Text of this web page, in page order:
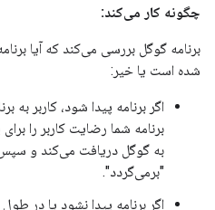
چگونه کار می‌کند:
برنامه گوگل بررسی می‌کند که آیا
شده است یا خیر:
اگر برنامه پیدا شود، کاربر به
برنامه شما رضایت کاربر را
به گوگل دریافت می‌کند و
"برمی‌گردد".
اگر برنامه پیدا نشود یا در